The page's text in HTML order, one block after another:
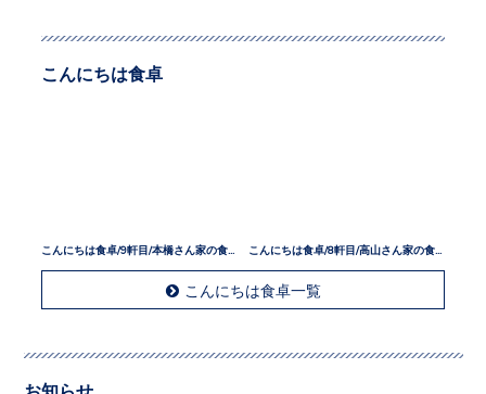
こんにちは食卓
こんにちは食卓一覧
お知らせ